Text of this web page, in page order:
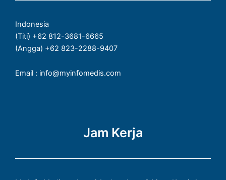
-
f
Indonesia
(Titi) +62 812-3681-6665
(Angga) +62 823-2288-9407
Email : info@myinfomedis.com
Jam Kerja